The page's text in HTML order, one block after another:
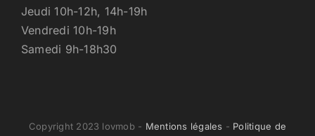
Jeudi 10h-12h, 14h-19h
Vendredi 10h-19h
Samedi 9h-18h30
Copyright 2023 lovmob - Mentions légales - Politique de